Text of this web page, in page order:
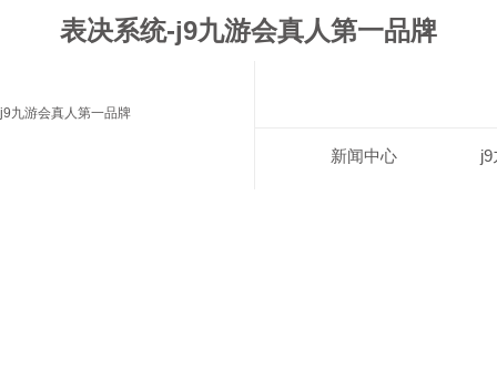
表决系统-j9九游会真人第一品牌
j9九游会真人第一品牌
新闻中心